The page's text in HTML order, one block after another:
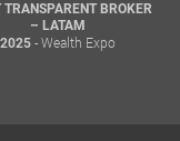
TRANSPARENT BROKER
– LATAM
2025 - Wealth Expo